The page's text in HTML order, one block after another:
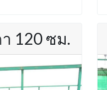
120 ซม.